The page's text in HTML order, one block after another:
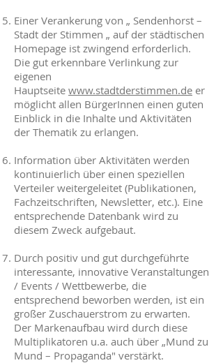
Einer Verankerung von „ Sendenhorst –
Stadt der Stimmen „ auf der städtischen
Homepage ist zwingend erforderlich.
Die gut erkennbare Verlinkung zur
eigenen
Hauptseite www.stadtderstimmen.de er
möglicht allen BürgerInnen einen guten
Einblick in die Inhalte und Aktivitäten
der Thematik zu erlangen.
Information über Aktivitäten werden
kontinuierlich über einen speziellen
Verteiler weitergeleitet (Publikationen,
Fachzeitschriften, Newsletter, etc.). Eine
entsprechende Datenbank wird zu
diesem Zweck aufgebaut.
Durch positiv und gut durchgeführte
interessante, innovative Veranstaltungen
/ Events / Wettbewerbe, die
entsprechend beworben werden, ist ein
großer Zuschauerstrom zu erwarten.
Der Markenaufbau wird durch diese
Multiplikatoren u.a. auch über „Mund zu
Mund – Propaganda" verstärkt.